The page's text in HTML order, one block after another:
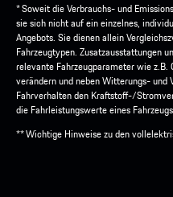
* Soweit die Verbrauchs- und
sie sich nicht auf ein einzelnes,
Angebots. Sie dienen allein
Fahrzeugtypen. Zusatzausstattungen
relevante Fahrzeugparameter wie
verändern und neben Witterungs- und
Fahrverhalten den Kraftstoff-/
die Fahrleistungswerte eines
** Wichtige Hinweise zu den